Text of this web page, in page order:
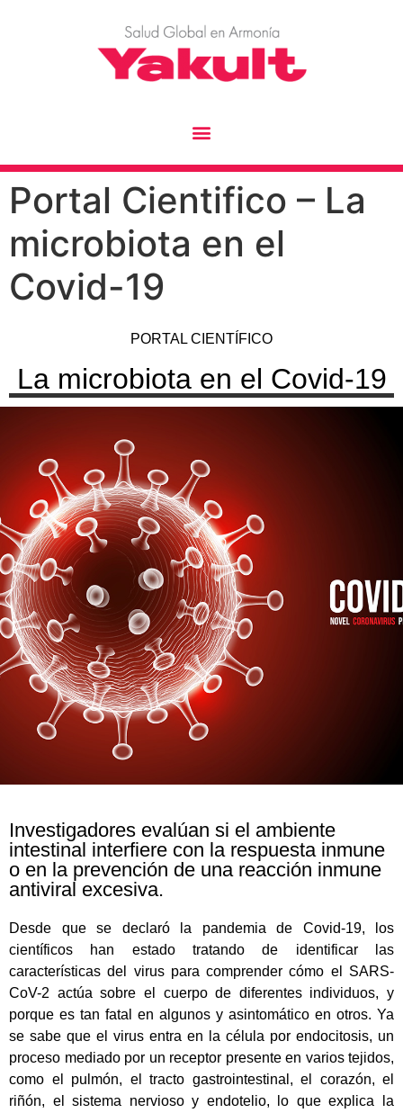
Portal Cientifico – La
microbiota en el
Covid-19
PORTAL CIENTÍFICO
La microbiota en el Covid-19
Investigadores evalúan si el ambiente
intestinal interfiere con la respuesta inmune
o en la prevención de una reacción inmune
antiviral excesiva.
Desde que se declaró la pandemia de Covid-19, los
científicos han estado tratando de identificar las
características del virus para comprender cómo el SARS-
CoV-2 actúa sobre el cuerpo de diferentes individuos, y
porque es tan fatal en algunos y asintomático en otros. Ya
se sabe que el virus entra en la célula por endocitosis, un
proceso mediado por un receptor presente en varios tejidos,
como el pulmón, el tracto gastrointestinal, el corazón, el
riñón, el sistema nervioso y endotelio, lo que explica la